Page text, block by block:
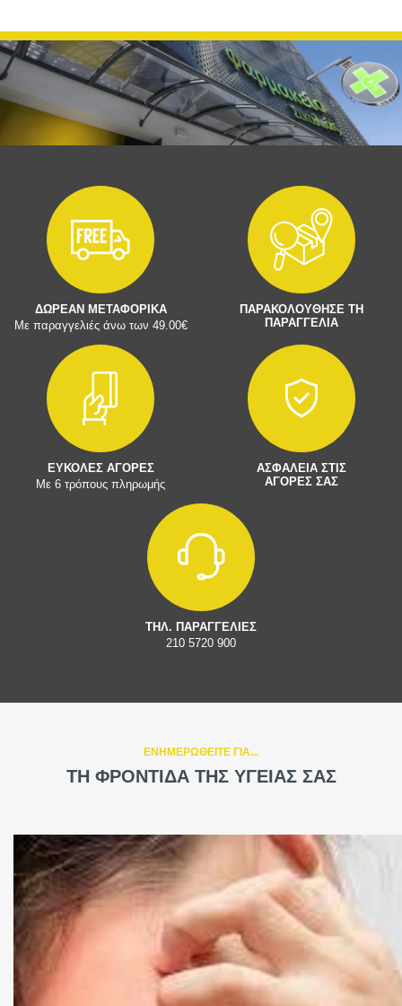
ΔΩΡΕΑΝ ΜΕΤΑΦΟΡΙΚΑ
Με παραγγελιές άνω των 49.00€
ΠΑΡΑΚΟΛΟΥΘΗΣΕ ΤΗ
ΠΑΡΑΓΓΕΛΙΑ
ΕΥΚΟΛΕΣ ΑΓΟΡΕΣ
Με 6 τρόπους πληρωμής
ΑΣΦΑΛΕΙΑ ΣΤΙΣ
ΑΓΟΡΕΣ ΣΑΣ
ΤΗΛ. ΠΑΡΑΓΓΕΛΙΕΣ
210 5720 900
ΕΝΗΜΕΡΩΘΕΙΤΕ ΓΙΑ...
ΤΗ ΦΡΟΝΤΙΔΑ ΤΗΣ ΥΓΕΙΑΣ ΣΑΣ